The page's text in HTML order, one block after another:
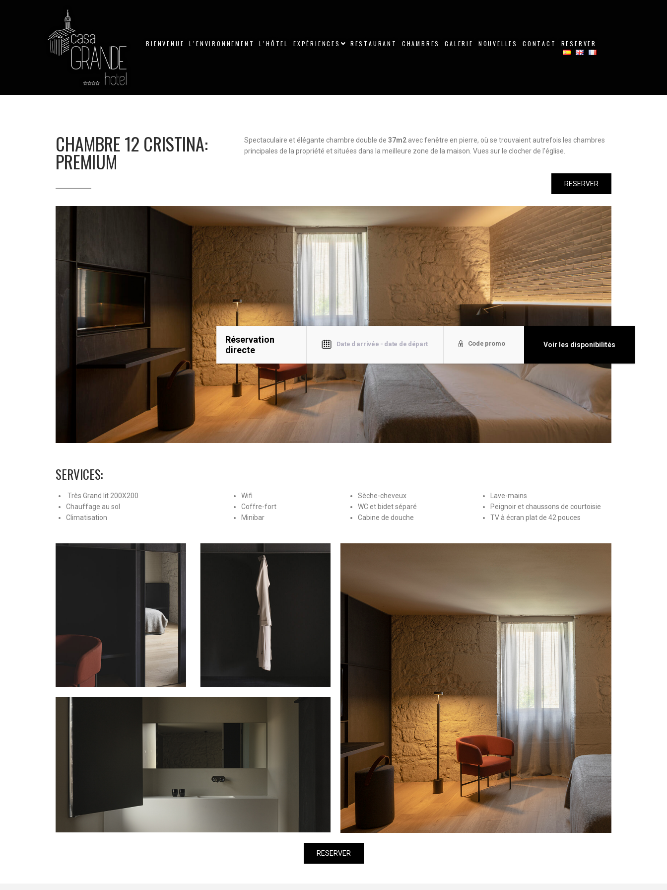
BIENVENUE L’ENVIRONNEMENT L’HÔTEL EXPÉRIENCES RESTAURANT CHAMBRES GALERIE NOUVELLES CONTACT RESERVER
CHAMBRE 12 CRISTINA:
PREMIUM
Spectaculaire et élégante chambre double de 37m2avec fenêtre en pierre, où se trouvaient autrefois les chambres
principales de la propriété et situées dans la meilleure zone de la maison. Vues sur le clocher de l’église.
RESERVER
SERVICES:
Très Grand lit 200X200
Chauffage au sol
Climatisation
Wifi
Coffre-fort
Minibar
Sèche-cheveux
WC et bidet séparé
Cabine de douche
Lave-mains
Peignoir et chaussons de courtoisie
TV à écran plat de 42 pouces
RESERVER
Réservation
directe
Voir les disponibilités